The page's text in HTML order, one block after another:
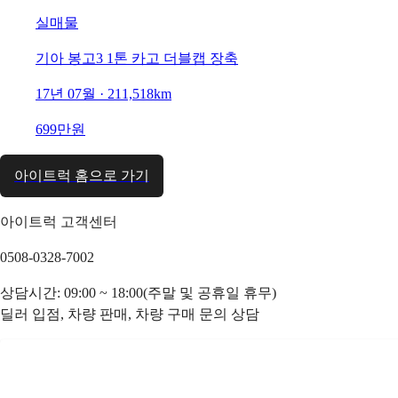
실매물
기아 봉고3 1톤 카고 더블캡 장축
17년 07월 · 211,518km
699만원
아이트럭 홈으로 가기
아이트럭 고객센터
0508-0328-7002
상담시간: 09:00 ~ 18:00(주말 및 공휴일 휴무)
딜러 입점, 차량 판매, 차량 구매 문의 상담